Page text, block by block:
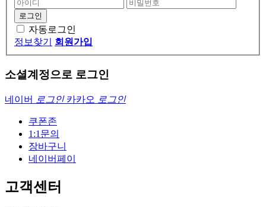
자동로그인
정보찾기
회원가입
소셜계정으로 로그인
네이버 로그인 카카오 로그인
쿠폰존
1:1문의
장바구니
네이버페이
고객센터